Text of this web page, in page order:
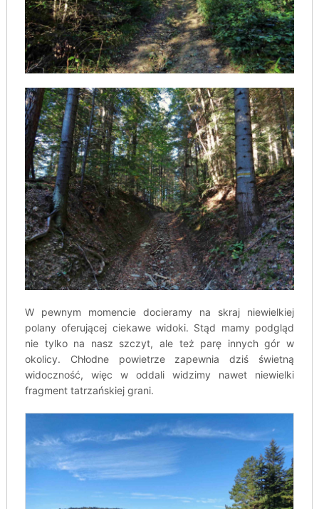
W pewnym momencie docieramy na skraj niewielkiej
polany oferującej ciekawe widoki. Stąd mamy podgląd
nie tylko na nasz szczyt, ale też parę innych gór w
okolicy. Chłodne powietrze zapewnia dziś świetną
widoczność, więc w oddali widzimy nawet niewielki
fragment tatrzańskiej grani.